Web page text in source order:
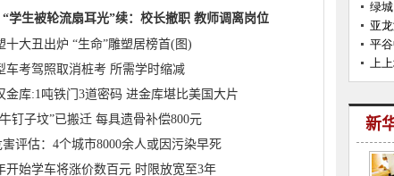
“学生被轮流扇耳光”续：校长撤职 教师调离岗位
十大丑出炉 “生命”雕塑居榜首(图)
车考驾照取消桩考 所需学时缩减
金库:1吨铁门3道密码 进金库堪比美国大片
钉子坟”已搬迁 每具遗骨补偿800元
害评估：4个城市8000余人或因污染早死
开始学车将涨价数百元 时限放宽至3年
新